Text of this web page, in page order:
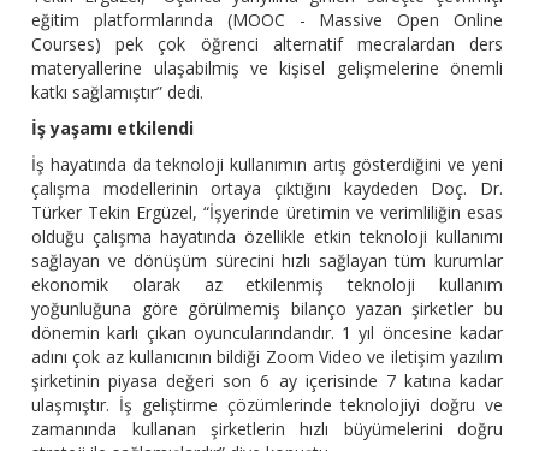
eğitim platformlarında (MOOC - Massive Open Online
Courses) pek çok öğrenci alternatif mecralardan ders
materyallerine ulaşabilmiş ve kişisel gelişmelerine önemli
katkı sağlamıştır” dedi.
İş yaşamı etkilendi
İş hayatında da teknoloji kullanımın artış gösterdiğini ve yeni
çalışma modellerinin ortaya çıktığını kaydeden Doç. Dr.
Türker Tekin Ergüzel, “İşyerinde üretimin ve verimliliğin esas
olduğu çalışma hayatında özellikle etkin teknoloji kullanımı
sağlayan ve dönüşüm sürecini hızlı sağlayan tüm kurumlar
ekonomik olarak az etkilenmiş teknoloji kullanım
yoğunluğuna göre görülmemiş bilanço yazan şirketler bu
dönemin karlı çıkan oyuncularındandır. 1 yıl öncesine kadar
adını çok az kullanıcının bildiği Zoom Video ve iletişim yazılım
şirketinin piyasa değeri son 6 ay içerisinde 7 katına kadar
ulaşmıştır. İş geliştirme çözümlerinde teknolojiyi doğru ve
zamanında kullanan şirketlerin hızlı büyümelerini doğru